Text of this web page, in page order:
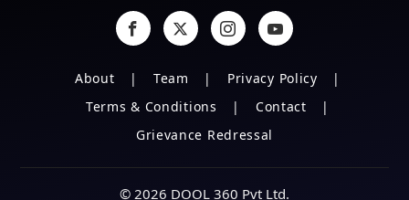
About Team
Privacy Policy
Terms & Conditions
Contact
Grievance Redressal
© 2026 DOOL 360 Pvt Ltd.